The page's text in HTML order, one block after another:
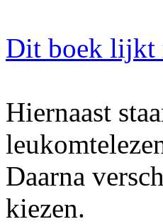
Dit boek lijkt
Hiernaast
Daarna
kiezen.